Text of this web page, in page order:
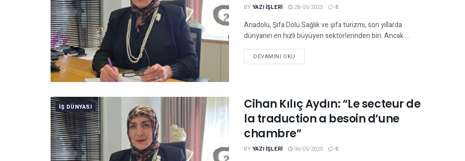
BYYAZI IŞLERI 28/05/2025 0
Anadolu, Şifa Dolu Sağlık ve şifa turizmi, son yıllarda
dünyanın en hızlı büyüyen sektörlerinden biri. Ancak ...
DEVAMINI OKU
IŞ DÜNYASI
Cihan Kılıç Aydın: “Le secteur de
la traduction a besoin d’une
chambre”
BYYAZI IŞLERI 06/05/2025 0